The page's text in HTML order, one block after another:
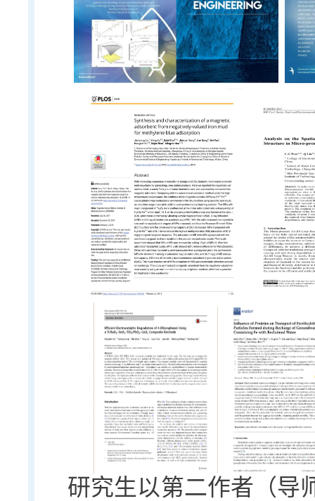
研究生以第二作者（导